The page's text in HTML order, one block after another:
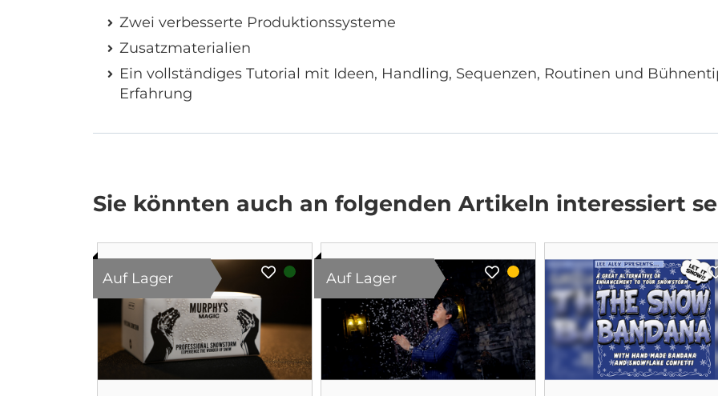
Zwei verbesserte Produktionssysteme
Zusatzmaterialien
Ein vollständiges Tutorial mit Ideen, Handling, Sequenzen, Routinen und
Erfahrung
Sie könnten auch an folgenden Artikeln interessiert
Auf Lager Auf Lager